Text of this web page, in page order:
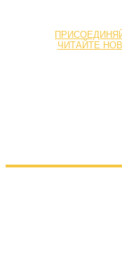
ЧИТАЙТЕ